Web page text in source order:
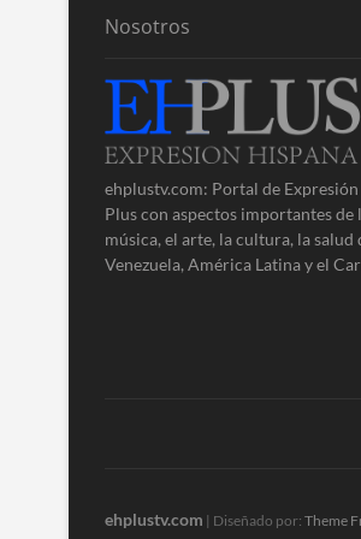
Nosotros
ehplustv.com: Portal de
Plus con aspectos importantes de
música, el arte, la cultura, la salud
Venezuela, América Latina y el
ehplustv.com | Diseñado por: Theme